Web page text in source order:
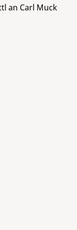
an Carl Muck